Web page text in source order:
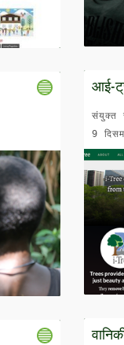
आई-
संयुक्त
9